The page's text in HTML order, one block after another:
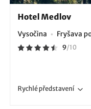
Hotel Medlov
Vysočina Fryšava
9/10
Rychlépředstavení